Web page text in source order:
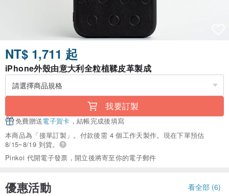
NT$ 1,711 起
iPhone外殼由意大利全粒植鞣皮革製成
我要訂製
免費贈送電子賀卡 ，結帳完成後填寫
本商品為「接單訂製」。付款後需 4 個工作天製作。現在下單預估
8/15~8/19 到貨。
Pinkoi 代開電子發票，開立後將寄至你的電子郵件
優惠活動 看全部 (6)